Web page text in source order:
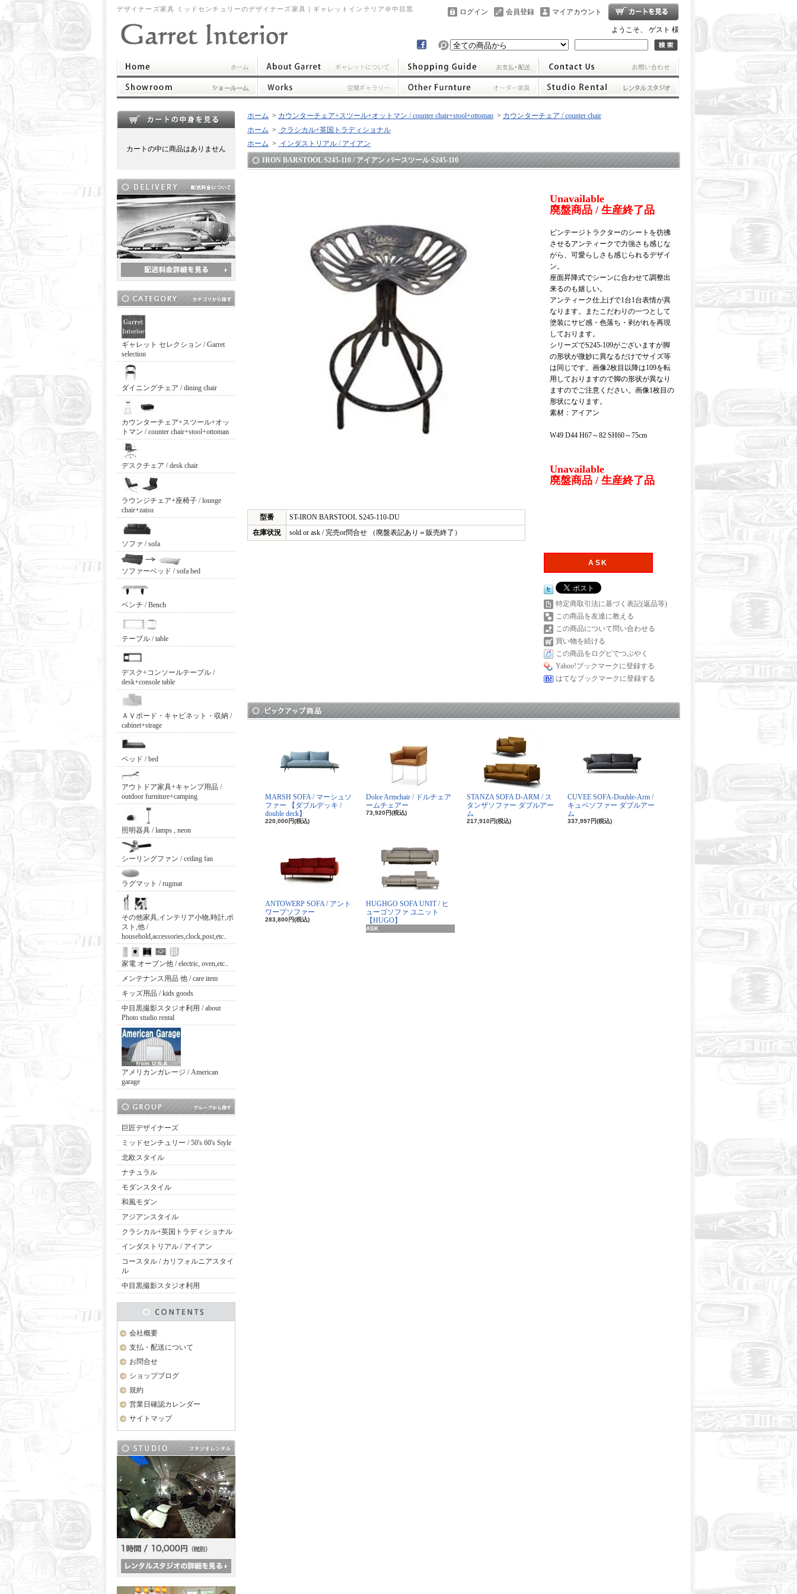
デザイナーズ家具 ミッドセンチュリーのデザイナーズ家具｜ギャレットインテリア＠中目黒 マイアカウント
会員登録
ログイン
ようこそ、 ゲスト 様
カートの中に商品はありません
ギャレット セレクション / Garret
selection
ダイニングチェア / dining chair
カウンターチェア+スツール+オッ
トマン / counter chair+stool+ottoman
デスクチェア / desk chair
ラウンジチェア+座椅子 / lounge
chair+zaisu
ソファ / sofa
ソファーベッド / sofa bed
ベンチ / Bench
テーブル / table
デスク+コンソールテーブル /
desk+console table
ＡＶボード・キャビネット・収納 /
cabinet+strage
ベッド / bed
アウトドア家具+キャンプ用品 /
outdoor furniture+camping
照明器具 / lamps , neon
シーリングファン / ceiling fan
ラグマット / rugmat
その他家具,インテリア小物,時計,ポ
スト,他 /
household,accessories,clock,post,etc..
家電 オーブン他 / electric, oven,etc..
メンテナンス用品 他 / care item
キッズ用品 / kids goods
中目黒撮影スタジオ利用 / about
Photo studio rental
アメリカンガレージ / American
garage
巨匠デザイナーズ
ミッドセンチュリー / 50's 60's Style
北欧スタイル
ナチュラル
モダンスタイル
和風モダン
アジアンスタイル
クラシカル+英国トラディショナル
インダストリアル / アイアン
コースタル / カリフォルニアスタイ
ル
中目黒撮影スタジオ利用
会社概要
支払・配送について
お問合せ
ショップブログ
規約
営業日確認カレンダー
サイトマップ
ホーム > カウンターチェア+スツール+オットマン / counter chair+stool+ottoman > カウンターチェア / counter chair
ホーム > クラシカル+英国トラディショナル
ホーム > インダストリアル / アイアン
IRON BARSTOOL S245-110 / アイアン バースツール S245-110
Unavailable
廃盤商品 / 生産終了品
ビンテージトラクターのシートを彷彿
させるアンティークで力強さも感じな
がら、可愛らしさも感じられるデザイ
ン。
座面昇降式でシーンに合わせて調整出
来るのも嬉しい。
アンティーク仕上げで1台1台表情が異
なります。またこだわりの一つとして
塗装にサビ感・色落ち・剥がれを再現
しております。
シリーズでS245-109がございますが脚
の形状が微妙に異なるだけでサイズ等
は同じです。画像2枚目以降は109を転
用しておりますので脚の形状が異なり
ますのでご注意ください。画像1枚目の
形状になります。
素材：アイアン
W49 D44 H67～82 SH60～75cm
Unavailable
廃盤商品 / 生産終了品
型番
ST-IRON BARSTOOL S245-110-DU
在庫状況
sold or ask / 完売or問合せ （廃盤表記あり＝販売終了）
ASK
特定商取引法に基づく表記(返品等)
この商品を友達に教える
この商品について問い合わせる
買い物を続ける
この商品をログピでつぶやく
Yahoo!ブックマークに登録する
はてなブックマークに登録する
MARSH SOFA / マーシュソ
ファー 【ダブルデッキ /
double deck】
220,000円(税込)
Dolce Armchair / ドルチェア
ームチェアー
73,920円(税込)
STANZA SOFA D-ARM / ス
タンザソファー ダブルアー
ム
217,910円(税込)
CUVEE SOFA-Double-Arm /
キュベソファー ダブルアー
ム
337,997円(税込)
ANTOWERP SOFA / アント
ワープソファー
283,800円(税込)
HUGHGO SOFA UNIT / ヒ
ューゴソファ ユニット
【HUGO】
ASK